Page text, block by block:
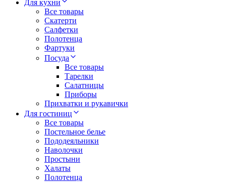
Для кухни
Все товары
Скатерти
Салфетки
Полотенца
Фартуки
Посуда
Все товары
Тарелки
Салатницы
Приборы
Прихватки и рукавички
Для гостиниц
Все товары
Постельное белье
Пододеяльники
Наволочки
Простыни
Халаты
Полотенца